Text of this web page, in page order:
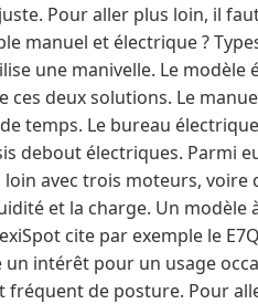
Pour aller plus loin, il
manuel et électrique ?
une manivelle. Le modèle
ces deux solutions. Le
temps. Le bureau
debout électriques. Parmi
avec trois moteurs, voire
et la charge. Un
cite par exemple le
intérêt pour un usage
fréquent de posture. Pour